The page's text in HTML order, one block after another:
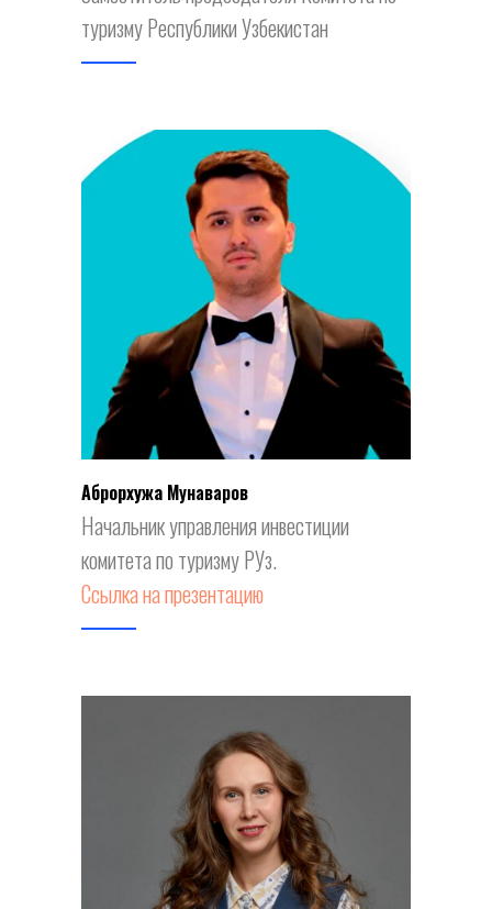
туризму Республики Узбекистан
Аброрхужа Мунаваров
Начальник управления инвестиции
комитета по туризму РУз.
Ссылка на презентацию